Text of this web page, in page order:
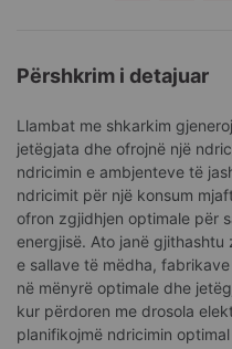
Përshkrim i detajuar
Llambat me shkarkim
jetëgjata dhe ofrojnë një
ndricimin e ambjenteve të
ndricimit për një konsum
ofron zgjidhjen optimale për
energjisë. Ato janë
e sallave të mëdha,
në mënyrë optimale dhe
kur përdoren me drosola
planifikojmë ndricimin